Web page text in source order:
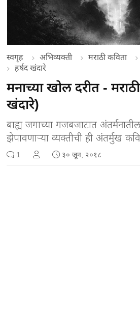
स्वगृह अभिव्यक्ती मराठी कविता
हर्षद खंदारे
मनाच्या खोल दरीत -
खंदारे)
बाह्य जगाच्या गजबजाटात
झेपावणाऱ्या व्यक्तीची ही अंतर्मुख
1 ३० जून, २०१८